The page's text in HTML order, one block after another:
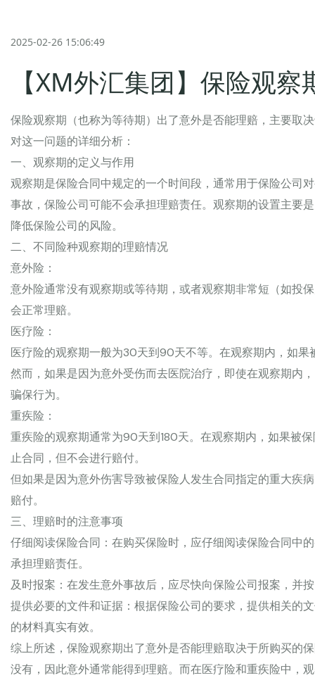
2025-02-26 15:06:49
【XM外汇集团】保险观
保险观察期（也称为等待期）出了意外是否能理赔，主要取
对这一问题的详细分析：
一、观察期的定义与作用
观察期是保险合同中规定的一个时间段，通常用于保险公司
事故，保险公司可能不会承担理赔责任。观察期的设置主要
降低保险公司的风险。
二、不同险种观察期的理赔情况
意外险：
意外险通常没有观察期或等待期，或者观察期非常短（如投
会正常理赔。
医疗险：
医疗险的观察期一般为30天到90天不等。在观察期内，如
然而，如果是因为意外受伤而去医院治疗，即使在观察期内
骗保行为。
重疾险：
重疾险的观察期通常为90天到180天。在观察期内，如果被
止合同，但不会进行赔付。
但如果是因为意外伤害导致被保险人发生合同指定的重大疾
赔付。
三、理赔时的注意事项
仔细阅读保险合同：在购买保险时，应仔细阅读保险合同中
承担理赔责任。
及时报案：在发生意外事故后，应尽快向保险公司报案，并
提供必要的文件和证据：根据保险公司的要求，提供相关的
的材料真实有效。
综上所述，保险观察期出了意外是否能理赔取决于所购买的
没有，因此意外通常能得到理赔。而在医疗险和重疾险中，